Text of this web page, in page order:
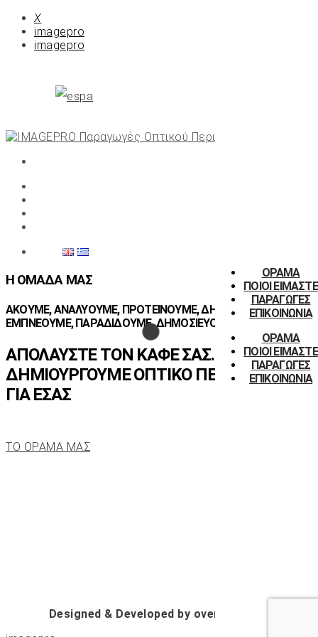
X
imagepro
imagepro
ΟΡΑΜΑ
ΠΟΙΟΙ ΕΙΜΑΣΤΕ
ΠΑΡΑΓΩΓΕΣ
ΕΠΙΚΟΙΝΩΝΙΑ
ΟΡΑΜΑ
ΠΟΙΟΙ ΕΙΜΑΣΤΕ
ΠΑΡΑΓΩΓΕΣ
ΕΠΙΚΟΙΝΩΝΙΑ
H ΟΜΆΔΑ ΜΑΣ
ΑΚΟΥΜΕ, ΑΝΑΛΥΟΥΜΕ, ΠΡΟΤΕΙΝΟΥΜΕ, ΔΗΜΙΟΥΡΓΟΥΜΕ,
ΕΜΠΝΕΟΥΜΕ, ΠΑΡΑΔΙΔΟΥΜΕ, ΔΗΜΟΣΙΕΥΟΥΜΕ
ΑΠΟΛΑΥΣΤΕ ΤΟΝ ΚΑΦΕ ΣΑΣ. ΕΜΕΙΣ
ΔΗΜΙΟΥΡΓΟΥΜΕ ΟΠΤΙΚΟ ΠΕΡΙΕΧΟΜΕΝΟ
ΓΙΑ ΕΣΑΣ
ΤΟ ΟΡΑΜΑ ΜΑΣ
Designed & Developed by overmedia.sa